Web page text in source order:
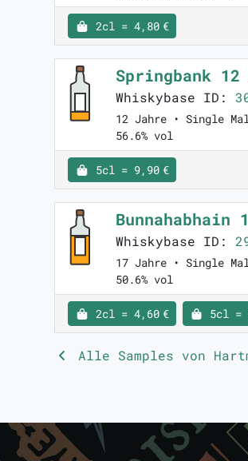
2cl = 4,80 €
Springbank
Whiskybase ID:
12 Jahre • Single
56.6% vol
5cl = 9,90 €
Whiskybase ID:
17 Jahre • Single
50.6% vol
2cl = 4,60 € 5cl =
Alle Samples von